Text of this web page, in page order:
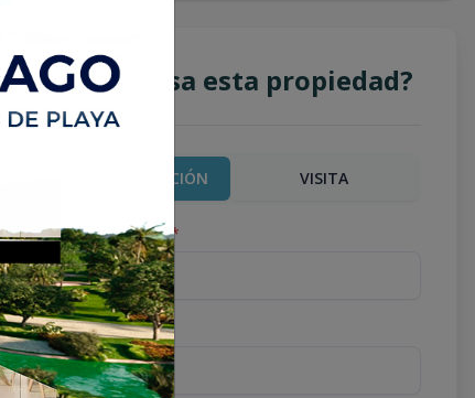
¿Te interesa esta propiedad?
MÁS INFORMACIÓN VISITA
Nombre completo*
Teléfono*